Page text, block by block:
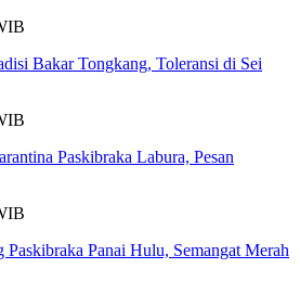
Bakar Tongkang, Toleransi di Sei
Paskibraka Labura, Pesan
Panai Hulu, Semangat Merah